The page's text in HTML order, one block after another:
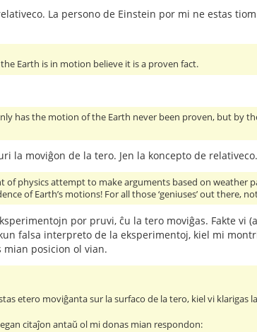
La persono de Einstein por mi ne estas
Earth is in motion believe it is a proven fact.
has the motion of the Earth never been proven, but by
la moviĝon de la tero. Jen la koncepto de relativeco.
of physics attempt to make arguments based on weather
of Earth’s motions! For all those ‘geniuses’ out there,
por pruvi, ĉu la tero moviĝas. Fakte vi
falsa interpreto de la eksperimentoj, kiel mi
posicion ol vian.
etero moviĝanta sur la surfaco de la tero, kiel vi
citaĵon antaŭ ol mi donas mian respondon: